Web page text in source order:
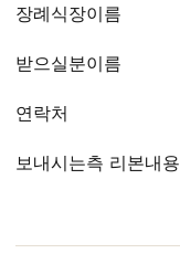
장례식장이름
받으실분이름
연락처
보내시는측 리본내용